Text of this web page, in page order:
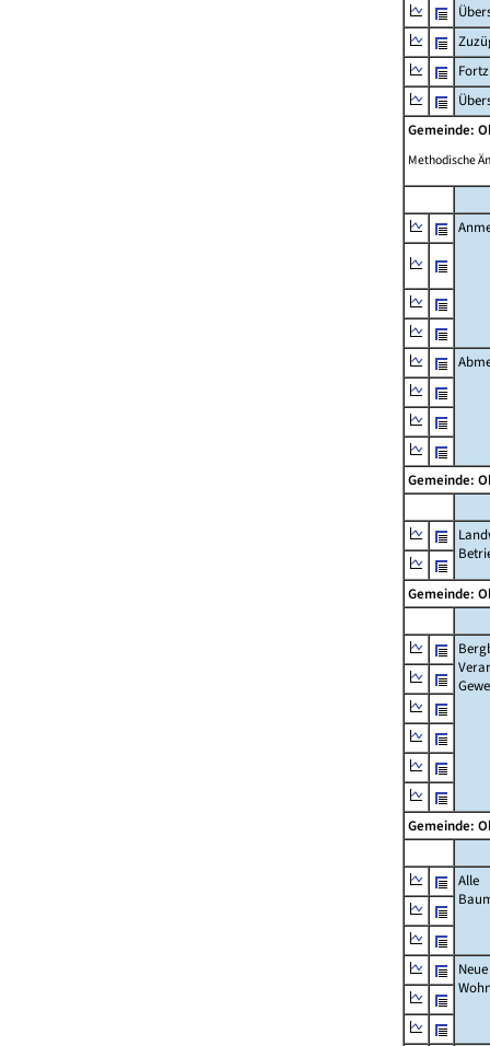
Gemeinde:
Methodische
Gemeinde:
Gemeinde:
Gemeinde:
Alle
Neue